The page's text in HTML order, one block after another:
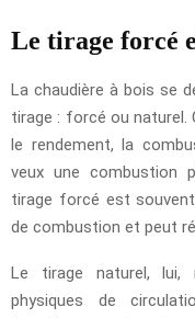
Le tirage forcé
La chaudière à bois se
tirage : forcé ou naturel.
le rendement, la
veux une combustion
tirage forcé est
de combustion et peut
Le tirage naturel, lui,
physiques de